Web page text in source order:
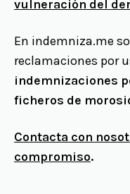
vulneración del
En indemniza.me
reclamaciones por
indemnizaciones
ficheros de
Contacta con
compromiso.